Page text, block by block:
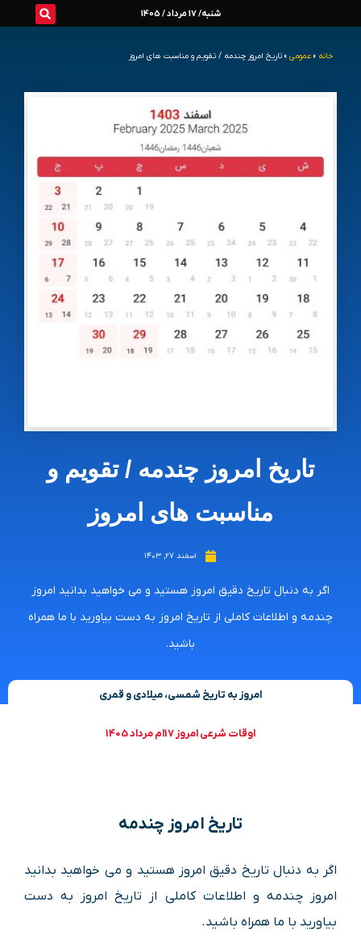
شنبه/ 17 مرداد / 1405
خانه » عمومی » تاریخ امروز چندمه / تقویم و مناسبت های امروز
تاریخ امروز چندمه / تقویم و
مناسبت های امروز
اسفند ۲۷, ۱۴۰۳
اگر به دنبال تاریخ دقیق امروز هستید و می خواهید بدانید امروز
چندمه و اطلاعات کاملی از تاریخ امروز به دست بیاورید با ما همراه
باشید.
امروز به تاریخ شمسی، میلادی و قمری
اوقات شرعی امروز 17ام مرداد 1405
تاریخ امروز چندمه
اگر به دنبال تاریخ دقیق امروز هستید و می خواهید بدانید
امروز چندمه و اطلاعات کاملی از تاریخ امروز به دست
بیاورید با ما همراه باشید.